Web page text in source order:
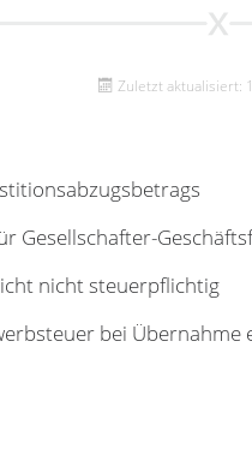
Zuletzt aktualisiert:
Gesellschafter-
nicht steuerpflichtig
bei Übernahme